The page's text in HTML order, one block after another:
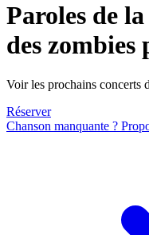
Paroles de
des zombies
Voir les prochains concerts
Réserver
Chanson manquante ?